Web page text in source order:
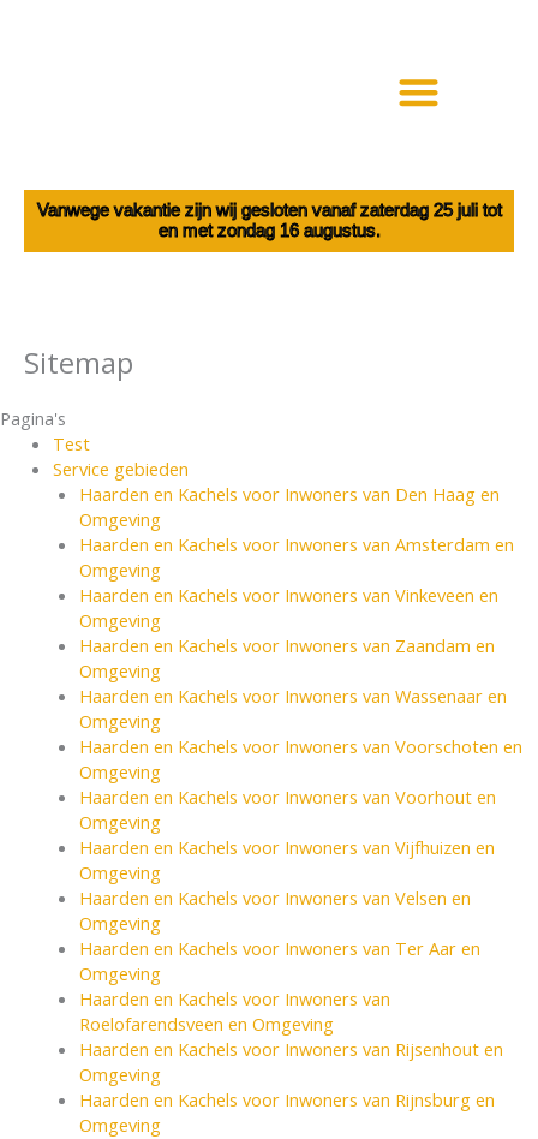
Vanwege vakantie zijn wij gesloten vanaf zaterdag 25 juli tot
en met zondag 16 augustus.
Sitemap
Pagina's
Test
Service gebieden
Haarden en Kachels voor Inwoners van Den Haag en
Omgeving
Haarden en Kachels voor Inwoners van Amsterdam en
Omgeving
Haarden en Kachels voor Inwoners van Vinkeveen en
Omgeving
Haarden en Kachels voor Inwoners van Zaandam en
Omgeving
Haarden en Kachels voor Inwoners van Wassenaar en
Omgeving
Haarden en Kachels voor Inwoners van Voorschoten en
Omgeving
Haarden en Kachels voor Inwoners van Voorhout en
Omgeving
Haarden en Kachels voor Inwoners van Vijfhuizen en
Omgeving
Haarden en Kachels voor Inwoners van Velsen en
Omgeving
Haarden en Kachels voor Inwoners van Ter Aar en
Omgeving
Haarden en Kachels voor Inwoners van
Roelofarendsveen en Omgeving
Haarden en Kachels voor Inwoners van Rijsenhout en
Omgeving
Haarden en Kachels voor Inwoners van Rijnsburg en
Omgeving